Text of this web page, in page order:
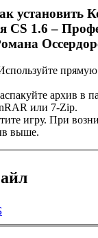
установить
CS 1.6 –
архив в
или 7-Zip.
игру. При
выше.